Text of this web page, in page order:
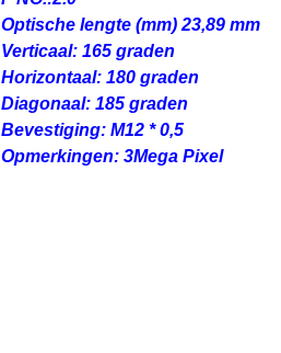
Optische lengte (mm) 23,89 mm
Verticaal: 165 graden
Horizontaal: 180 graden
Diagonaal: 185 graden
Bevestiging: M12 * 0,5
Opmerkingen: 3Mega Pixel